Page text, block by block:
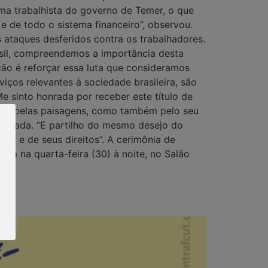
trabalhista do governo de Temer, o que
de todo o sistema financeiro”, observou.
desferidos contra os trabalhadores.
compreendemos a importância desta
é reforçar essa luta que consideramos
relevantes à sociedade brasileira, são
sinto honrada por receber este título de
belas paisagens, como também pelo seu
“E partilho do mesmo desejo do
e de seus direitos”. A cerimônia de
na quarta-feira (30) à noite, no Salão